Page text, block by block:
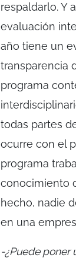
respaldarlo. Y
evaluación
año tiene un
transparencia
programa
todas partes
ocurre con el
programa
conocimiento
hecho, nadie
en una
-¿Puede poner